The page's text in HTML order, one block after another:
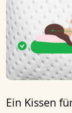
Ein Kissen